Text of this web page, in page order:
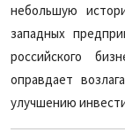
небольшую
западных
российского
оправдает
улучшению